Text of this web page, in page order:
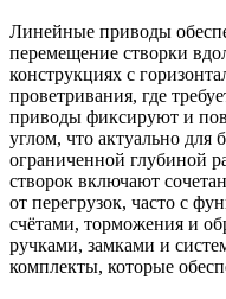
Линейные приводы
перемещение створки
конструкциях с
проветривания, где
приводы фиксируют и
углом, что актуально для
ограниченной глубиной
створок включают
от перегрузок, часто с
счётами, торможения и
ручками, замками и
комплекты, которые